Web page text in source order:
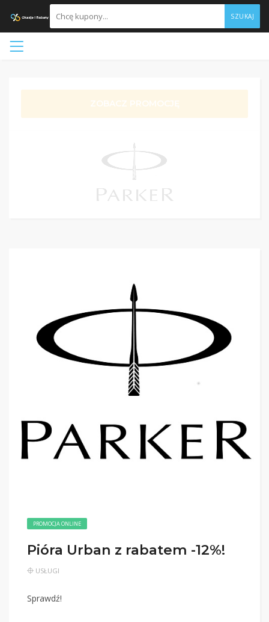
SZUKAJ
ZOBACZ PROMOCJĘ
PROMOCJA ONLINE
Pióra Urban z rabatem -12%!
USŁUGI
Sprawdź!